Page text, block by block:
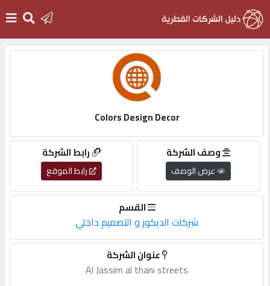
التسجيل
English
أضف
Colors Design Decor
رابط الشركة
رابط الموقع
وصف الشركة
عرض الوصف
القسم
شركات الديكور و التصميم داخلي
عنوان الشركة
Al Jassim al thani streets